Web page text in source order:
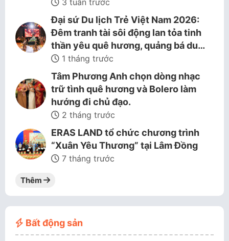
3 tuần trước
Đại sứ Du lịch Trẻ Việt Nam 2026:
Đêm tranh tài sôi động lan tỏa tinh
thần yêu quê hương, quảng bá du…
1 tháng trước
Tâm Phương Anh chọn dòng nhạc
trữ tình quê hương và Bolero làm
hướng đi chủ đạo.
2 tháng trước
ERAS LAND tổ chức chương trình
“Xuân Yêu Thương” tại Lâm Đồng
7 tháng trước
Thêm
Bất động sản